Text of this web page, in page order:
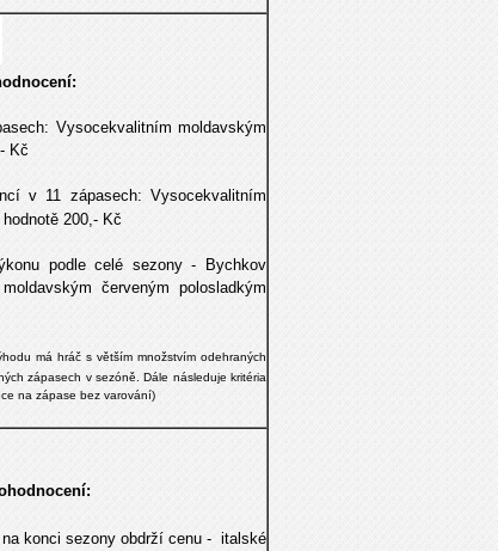
Vysocekvalitním moldavským
Kč
v 11 zápasech: Vysocekvalitním
200,- Kč
podle celé sezony - Bychkov
moldavským červeným polosladkým
má hráč s větším množstvím odehraných
zápasech v sezóně. Dále následuje kritéria
na zápase bez varování)
konci sezony obdrží cenu - italské